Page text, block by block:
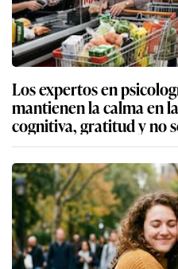
Los expertos en
mantienen la calma en
cognitiva, gratitud y no